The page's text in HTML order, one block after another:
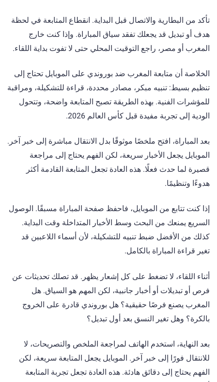
تأكد من البطارية والاتصال قبل البداية. انقطاع المتابعة في لحظة
هدف أو تبديل قد يجعلك تفقد سياق المباراة. وإذا كنت خارج
المغرب أو مصر، راجع التوقيت المحلي حتى لا تفوت بداية اللقاء.
الخلاصة أن متابعة المغرب ضد بوروندي على الموبايل تحتاج إلى
تنظيم بسيط: تنبيه مبكر، مصادر محددة، قراءة للتشكيلة، ومراقبة
للمؤشرات الفنية. بهذه الطريقة تصبح المتابعة واضحة، وتتحول
الودية إلى تجربة مفيدة قبل كأس العالم 2026.
بعد المباراة، افتح ملخصًا موثوقًا بدل الانتقال مباشرة إلى خبر آخر.
الموبايل يجعل الأخبار سريعة، لكن الفهم يحتاج إلى مراجعة
قصيرة لما حدث فعلًا. هذه العادة تجعل المتابعة القادمة أكثر
هدوءًا وتنظيمًا.
إذا كنت تتابع من الموبايل، فاحفظ صفحة المباراة مسبقًا. الوصول
السريع يمنعك من البحث وسط الأخبار المتداخلة وقت البداية.
كذلك من الأفضل ضبط تنبيه للتشكيلة، لأن أسماء اللاعبين قد
تغير قراءة المباراة بالكامل.
أثناء اللقاء، لا تضغط على كل إشعار يظهر. قد تصلك تحديثات عن
فرص أو تبديلات أو أخبار جانبية، لكن المهم هو السياق. هل
المغرب يصنع فرصًا حقيقية؟ هل بوروندي قادرة على الخروج
بالكرة؟ وهل تغير النسق بعد أول تبديل؟
بعد النهاية، استخدم الهاتف لمراجعة الملخص والتصريحات، لا
للانتقال فورًا إلى خبر آخر. الموبايل يجعل المتابعة سريعة، لكن
الفهم يحتاج إلى دقائق هادئة. هذه العادة تجعل تجربة المتابعة